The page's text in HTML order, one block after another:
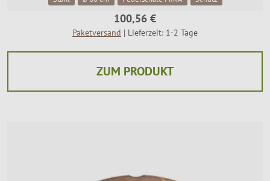
100,56 €
Paketversand | Lieferzeit: 1-2 Tage
ZUM PRODUKT